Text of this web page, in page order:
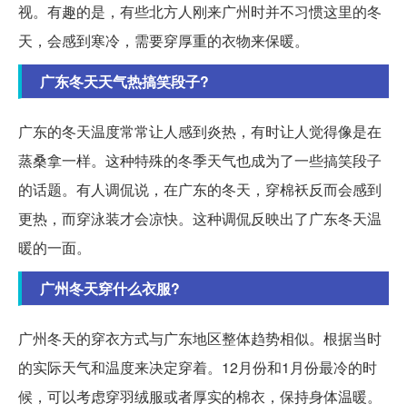
视。有趣的是，有些北方人刚来广州时并不习惯这里的冬
天，会感到寒冷，需要穿厚重的衣物来保暖。
广东冬天天气热搞笑段子?
广东的冬天温度常常让人感到炎热，有时让人觉得像是在
蒸桑拿一样。这种特殊的冬季天气也成为了一些搞笑段子
的话题。有人调侃说，在广东的冬天，穿棉袄反而会感到
更热，而穿泳装才会凉快。这种调侃反映出了广东冬天温
暖的一面。
广州冬天穿什么衣服?
广州冬天的穿衣方式与广东地区整体趋势相似。根据当时
的实际天气和温度来决定穿着。12月份和1月份最冷的时
候，可以考虑穿羽绒服或者厚实的棉衣，保持身体温暖。